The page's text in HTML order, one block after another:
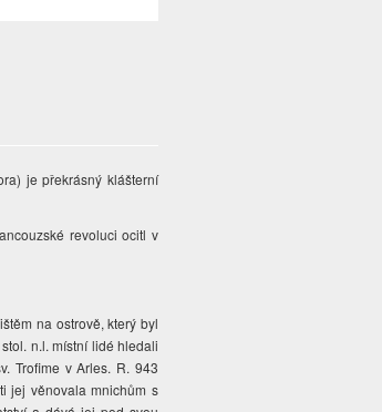
je překrásný klášterní
revoluci ocitl v
na ostrově, který byl
n.l. místní lidé hledali
Trofime v Arles. R. 943
jej věnovala mnichům s